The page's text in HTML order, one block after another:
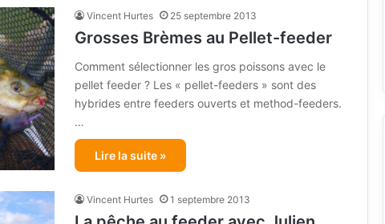
Vincent Hurtes 25 septembre 2013
Grosses Brèmes au Pellet-feeder
Comment sélectionner les gros poissons avec le
pellet feeder ? Les « pellet-feeders » sont des
hybrides entre feeders ouverts et method-feeders.
…
Lire la suite »
Vincent Hurtes 1 septembre 2013